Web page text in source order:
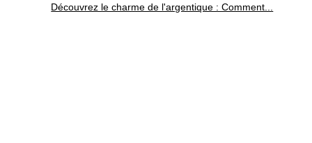
Découvrez le charme de l'argentique : Comment...